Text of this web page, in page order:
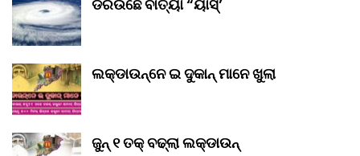
ଡରଉଛେ ବାତ୍ୟା “ୟାସ୍‌’
ଲକ୍‌ଡାଉନ୍‌ନେ ଇ ଦୁକାନ୍ ମାନେ ଖୁଲା
ଜୁନ୍ ୧ ତକ୍ ବଢ୍‌ଲା ଲକ୍‌ଡାଉନ୍‌